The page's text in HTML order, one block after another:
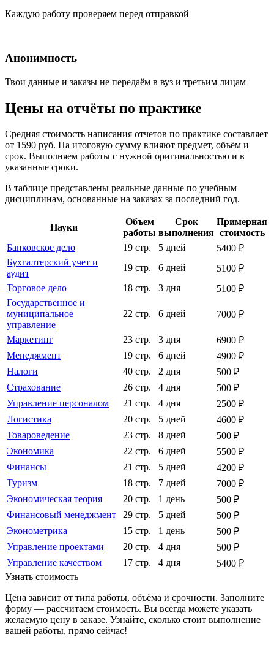
Каждую работу проверяем перед отправкой
Анонимность
Твои данные и заказы не передаём в вуз и третьим лицам
Цены на отчёты по практике
Средняя стоимость написания отчетов по практике составляет
от 1590 руб. На итоговую сумму влияют предмет, объём и
срок. Выполняем работы с нужной оригинальностью и в
указанные сроки.
В таблице представлены реальные данные по учебным
дисциплинам, основанные на заказах за последний год.
Науки
Объем
работы
Срок
выполнения
Примерная
стоимость
Банковское дело
19 стр. 5 дней
5400 ₽
Бухгалтерский учет и
аудит
19 стр. 6 дней
5100 ₽
Торговое дело
18 стр. 3 дня
5100 ₽
Государственное и
муниципальное
управление
22 стр. 6 дней 7000 ₽
Маркетинг 23 стр. 3 дня
6900 ₽
Менеджмент
19 стр. 6 дней
4900 ₽
Налоги
40 стр. 2 дня
500 ₽
Страхование
26 стр. 4 дня
500 ₽
Управление персоналом
21 стр. 4 дня
2500 ₽
Логистика
20 стр. 5 дней
4600 ₽
Товароведение
23 стр. 8 дней
500 ₽
Экономика
22 стр. 6 дней
5500 ₽
Финансы
21 стр. 5 дней
4200 ₽
Туризм
18 стр. 7 дней
7000 ₽
Экономическая теория
20 стр. 1 день
500 ₽
Финансовый менеджмент
29 стр. 5 дней
500 ₽
Эконометрика
15 стр. 1 день
500 ₽
Управление проектами
20 стр. 4 дня
500 ₽
Управление качеством
17 стр. 4 дня
5400 ₽
Узнать стоимость
Цена зависит от типа работы, объёма и срочности. Заполните
форму — рассчитаем стоимость. Вы всегда можете указать
желаемую цену в заказе. Узнайте, сколько стоит выполнение
вашей работы, прямо сейчас!